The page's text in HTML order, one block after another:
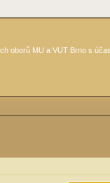
oborů MU a VUT Brno s